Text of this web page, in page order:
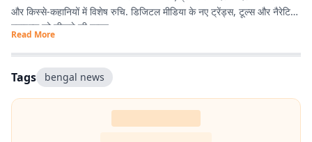
और किस्से-कहानियों में विशेष रुचि. डिजिटल मीडिया के नए ट्रेंड्स, टूल्स और नैरेटिव
स्टाइल्स को सीखने की चाहत.
Read More
Tags bengal news